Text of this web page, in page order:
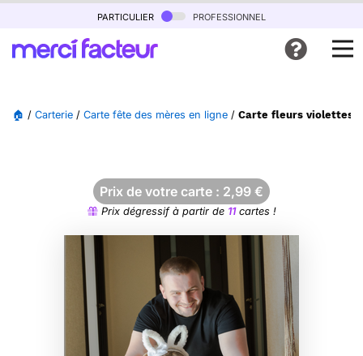
particulier professionnel
🏠 / Carterie / Carte fête des mères en ligne / Carte fleurs violettes
Prix de votre carte : 2,99 €
Prix dégressif à partir de 11cartes !